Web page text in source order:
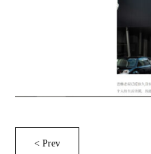
< Prev